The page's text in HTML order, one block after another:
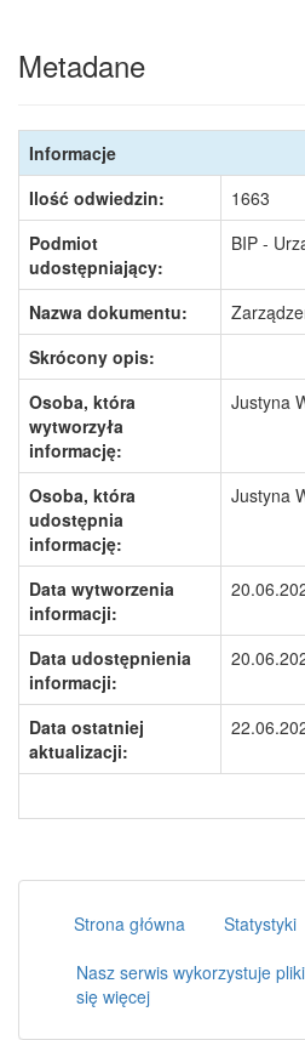
Metadane
Informacje
Ilość odwiedzin:
1663
Podmiot
udostępniający:
BIP -
Nazwa dokumentu:
Skrócony opis:
Osoba, która
wytworzyła
informację:
Justyna
Osoba, która
udostępnia
informację:
Justyna
Data wytworzenia
informacji:
Data udostępnienia
informacji:
Data ostatniej
aktualizacji:
Strona główna Statystyki
Nasz serwis wykorzystuje
się więcej